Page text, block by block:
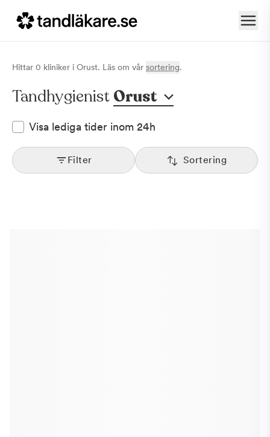
Hittar 0 kliniker i Orust. Läs om vår sortering.
Tandhygienist Orust
Visa lediga tider inom 24h
Filter Sortering